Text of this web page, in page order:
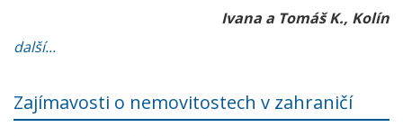
Ivana a Tomáš K., Kolín
další...
Zajímavosti o nemovitostech v zahraničí